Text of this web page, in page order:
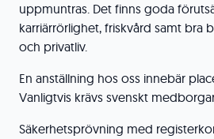
uppmuntras. Det finns goda
karriärrörlighet, friskvård samt bra
och privatliv.
En anställning hos oss innebär
Vanligtvis krävs svenskt
Säkerhetsprövning med